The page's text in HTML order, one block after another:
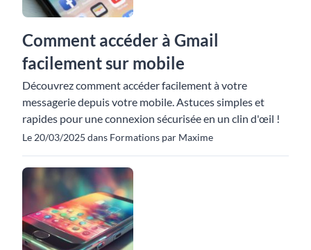
Comment accéder à Gmail
facilement sur mobile
Découvrez comment accéder facilement à votre
messagerie depuis votre mobile. Astuces simples et
rapides pour une connexion sécurisée en un clin d'œil !
Le 20/03/2025 dans Formations par Maxime